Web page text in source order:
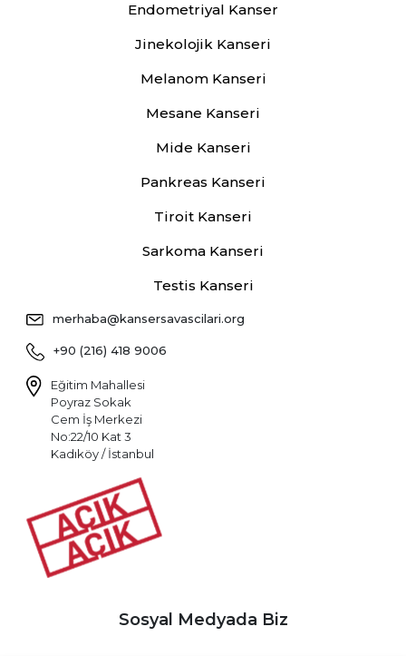
Endometriyal Kanser
Jinekolojik Kanseri
Melanom Kanseri
Mesane Kanseri
Mide Kanseri
Pankreas Kanseri
Tiroit Kanseri
Sarkoma Kanseri
Testis Kanseri
merhaba@kansersavascilari.org
+90 (216) 418 9006
Eğitim Mahallesi
Poyraz Sokak
Cem İş Merkezi
No:22/10 Kat 3
Kadıköy / İstanbul
Sosyal Medyada Biz